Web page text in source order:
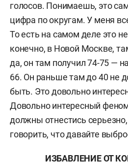
голосов. Понимаешь, это
цифра по округам. У меня
То есть на самом деле это
конечно, в Новой Москве,
да, он там получил 74-75 —
66. Он раньше там до 40 не
быть. Это довольно
Довольно интересный
должны отнестись
говорить, что давайте
ИЗБАВЛЕНИЕ ОТ